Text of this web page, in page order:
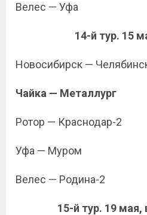
Велес — Уфа
14-й тур. 15
Новосибирск —
Чайка — Металлург
Ротор — Краснодар-2
Уфа — Муром
Велес — Родина-2
15-й тур. 19 мая,